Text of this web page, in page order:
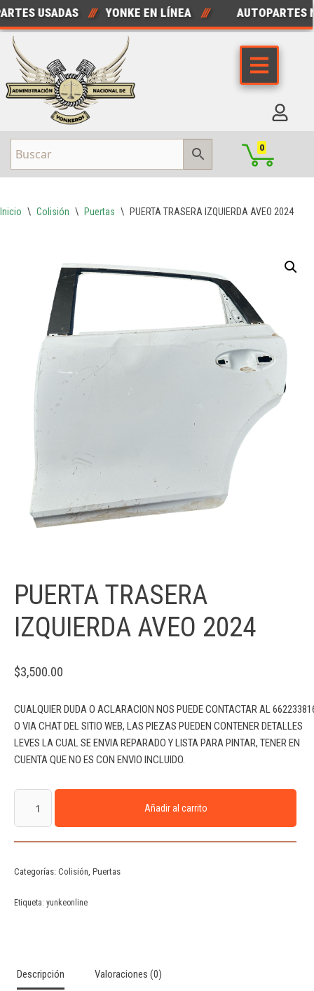
Saltar
al
contenido
USADAS /// YONKE EN LÍNEA /// AUTOPARTES
0
Inicio \ Colisión \ Puertas \ PUERTA TRASERA IZQUIERDA AVEO 2024
PUERTA TRASERA
IZQUIERDA AVEO 2024
$3,500.00
CUALQUIER DUDA O ACLARACION NOS PUEDE CONTACTAR AL
O VIA CHAT DEL SITIO WEB, LAS PIEZAS PUEDEN CONTENER DETALLES
LEVES LA CUAL SE ENVIA REPARADO Y LISTA PARA PINTAR, TENER EN
CUENTA QUE NO ES CON ENVIO INCLUIDO.
Añadir al carrito
Categorías: Colisión, Puertas
Etiqueta: yunkeonline
Descripción Valoraciones (0)